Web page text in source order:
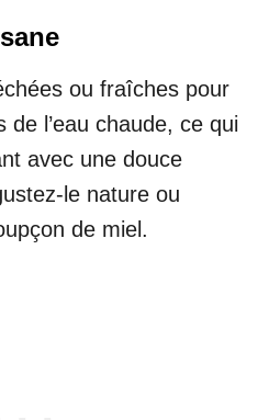
ou fraîches pour
de l’eau chaude, ce qui
avec une douce
le nature ou
de miel.